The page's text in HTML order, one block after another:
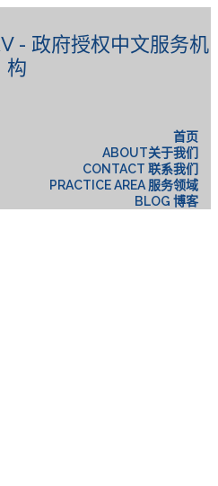
- 政府授权中文服务机
构
首页
ABOUT关于我们
CONTACT 联系我们
PRACTICE AREA 服务领域
BLOG 博客